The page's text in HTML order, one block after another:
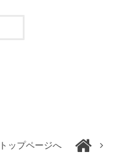
トップページへ